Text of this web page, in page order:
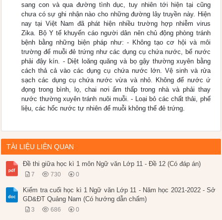
sang con và qua đường tình dục, tuy nhiên tới hiện tại cũng
chưa có sự ghi nhận nào cho những đường lây truyền này. Hiện
nay tại Việt Nam đã phát hiện nhiều trường hợp nhiễm virus
Zika. Bộ Y tế khuyến cáo người dân nên chủ động phòng tránh
bệnh bằng những biện pháp như: - Không tạo cơ hội và môi
trường để muỗi đẻ trứng như các dụng cụ chứa nước, bể nước
phải đậy kín. - Diệt loăng quăng và bọ gậy thường xuyên bằng
cách thả cả vào các dụng cụ chứa nước lớn. Vệ sinh và rửa
sạch các dụng cụ chứa nước vừa và nhỏ. Không để nước ứ
đọng trong bình, lọ, chai nơi ẩm thấp trong nhà và phải thay
nước thường xuyên tránh nuôi muỗi. - Loại bỏ các chất thải, phế
liệu, các hốc nước tự nhiên để muỗi không thể đẻ trứng.
TÀI LIỆU LIÊN QUAN
Đề thi giữa học kì 1 môn Ngữ văn Lớp 11 - Đề 12 (Có đáp án)
7 730 0
Kiểm tra cuối học kì 1 Ngữ văn Lớp 11 - Năm học 2021-2022 - Sở
GD&ĐT Quảng Nam (Có hướng dẫn chấm)
3 686 0